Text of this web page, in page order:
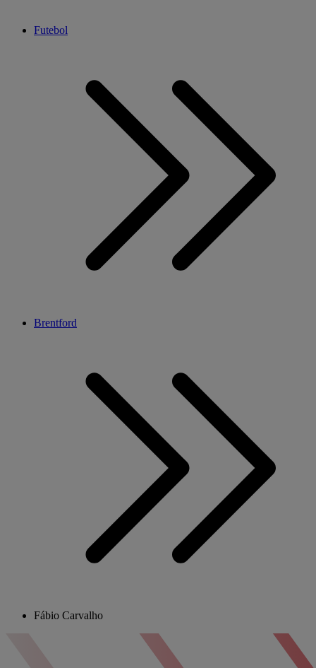
Futebol
Brentford
Fábio Carvalho